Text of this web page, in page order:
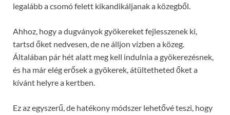
legalább a csomó felett kikandikáljanak a közegből.
Ahhoz, hogy a dugványok gyökereket fejlesszenek ki,
tartsd őket nedvesen, de ne álljon vízben a közeg.
Általában pár hét alatt meg kell indulnia a gyökerezésnek,
és ha már elég erősek a gyökerek, átültetheted őket a
kívánt helyre a kertben.
Ez az egyszerű, de hatékony módszer lehetővé teszi, hogy